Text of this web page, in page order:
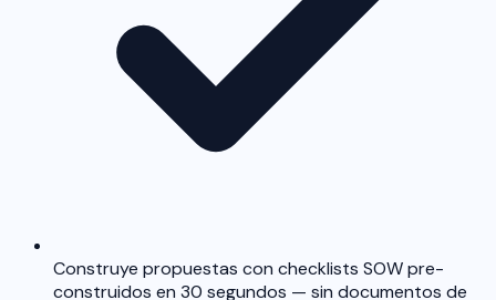
Construye propuestas con checklists SOW pre-
construidos en 30 segundos — sin documentos de